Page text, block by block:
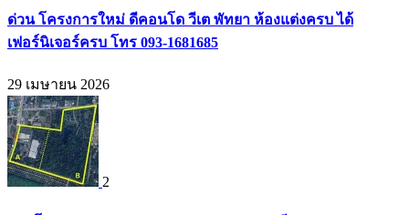
ด่วน โครงการใหม่ ดีคอนโด วีเต พัทยา ห้องแต่งครบ ได้
เฟอร์นิเจอร์ครบ โทร 093-1681685
29 เมษายน 2026
2